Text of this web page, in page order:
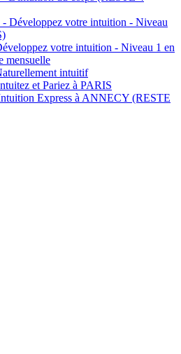
- Développez votre intuition - Niveau
votre intuition - Niveau 1 en
mensuelle
intuitif
et Pariez à PARIS
Express à ANNECY (RESTE